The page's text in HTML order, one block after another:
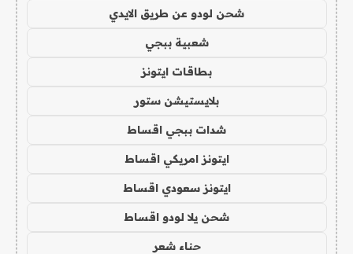
شحن لودو عن طريق الايدي
شعبية ببجي
بطاقات ايتونز
بلايستيشن ستور
شدات ببجي اقساط
ايتونز امريكي اقساط
ايتونز سعودي اقساط
شحن يلا لودو اقساط
حناء شعر